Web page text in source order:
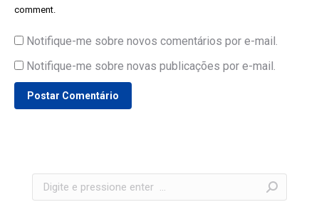
comment.
Notifique-me sobre novos comentários por e-mail.
Notifique-me sobre novas publicações por e-mail.
Postar Comentário
Search: